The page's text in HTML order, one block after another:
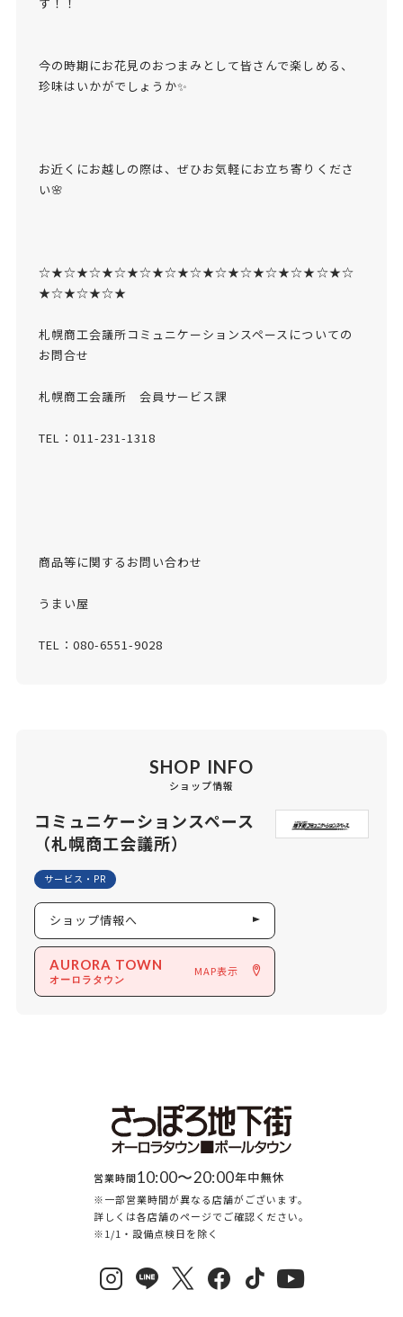
今の時期にお花見のおつまみとして皆さんで楽しめる、
珍味はいかがでしょうか✨
お近くにお越しの際は、ぜひお気軽にお立ち寄りくださ
い🌸
☆★☆★☆★☆★☆★☆★☆★☆★☆★☆★☆★☆★☆
★☆★☆★☆★
札幌商工会議所コミュニケーションスペースについての
お問合せ
札幌商工会議所 会員サービス課
TEL：011-231-1318
商品等に関するお問い合わせ
うまい屋
TEL：080-6551-9028
SHOP INFO
ショップ情報
コミュニケーションスペース
（札幌商工会議所）
サービス・PR
ショップ情報へ
AURORA TOWN
オーロラタウン
MAP表示
営業時間10:00〜20:00年中無休
※一部営業時間が異なる店舗がございます。
詳しくは各店舗のページでご確認ください。
※1/1・設備点検日を除く